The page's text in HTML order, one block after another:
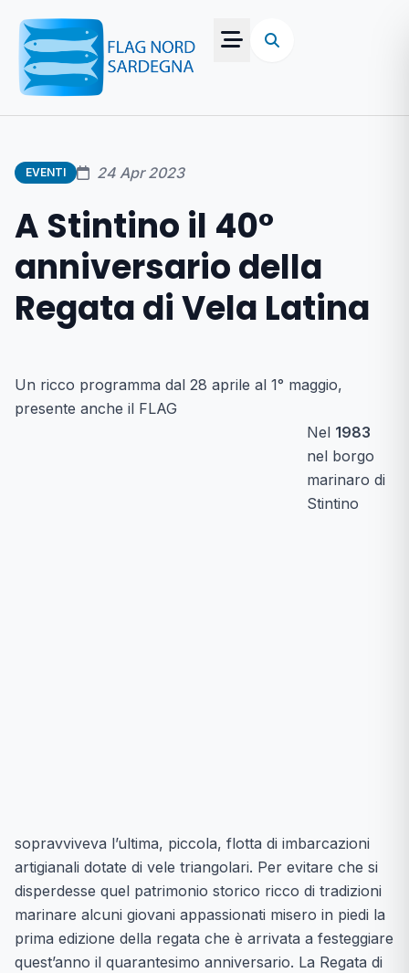
EVENTI 24 Apr 2023
A Stintino il 40°
anniversario della
Regata di Vela Latina
Un ricco programma dal 28 aprile al 1° maggio,
presente anche il FLAG
Nel 1983
nel borgo
marinaro di
Stintino
sopravviveva l’ultima, piccola, flotta di imbarcazioni
artigianali dotate di vele triangolari. Per evitare che si
disperdesse quel patrimonio storico ricco di tradizioni
marinare alcuni giovani appassionati misero in piedi la
prima edizione della regata che è arrivata a festeggiare
quest’anno il quarantesimo anniversario. La Regata di